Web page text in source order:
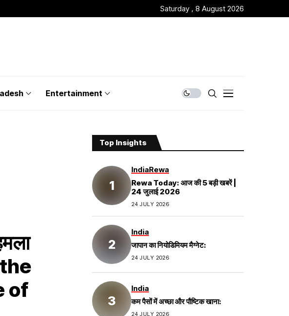
Saturday , 8 August 2026
Entertainment
of
Top Insights
IndiaRewa
Rewa Today: आज की 5 बड़ी खबरें |
24 जुलाई 2026
24 JULY 2026
India
जापान का नियोडिमियम मैग्नेट:
24 JULY 2026
India
कम पैसों में अच्छा और पौष्टिक खाना:
24 JULY 2026